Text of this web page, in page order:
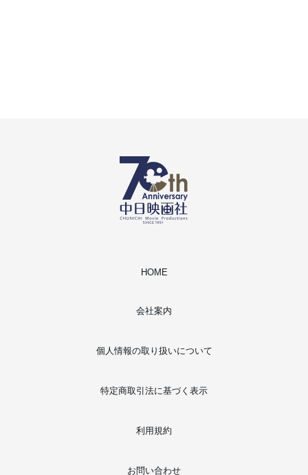
HOME
会社案内
個人情報の取り扱いについて
特定商取引法に基づく表示
利用規約
お問い合わせ